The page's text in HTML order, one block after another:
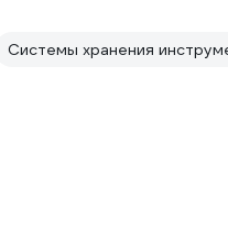
Системы хранения